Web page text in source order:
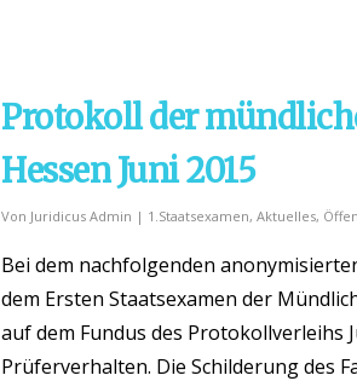
Protokoll der
Hessen Juni 2015
Von Juridicus Admin | 1.Staatsexamen, Aktuelles,
Bei dem nachfolgenden
dem Ersten Staatsexamen der
auf dem Fundus des Protokollverleihs
Prüferverhalten. Die Schilderung des